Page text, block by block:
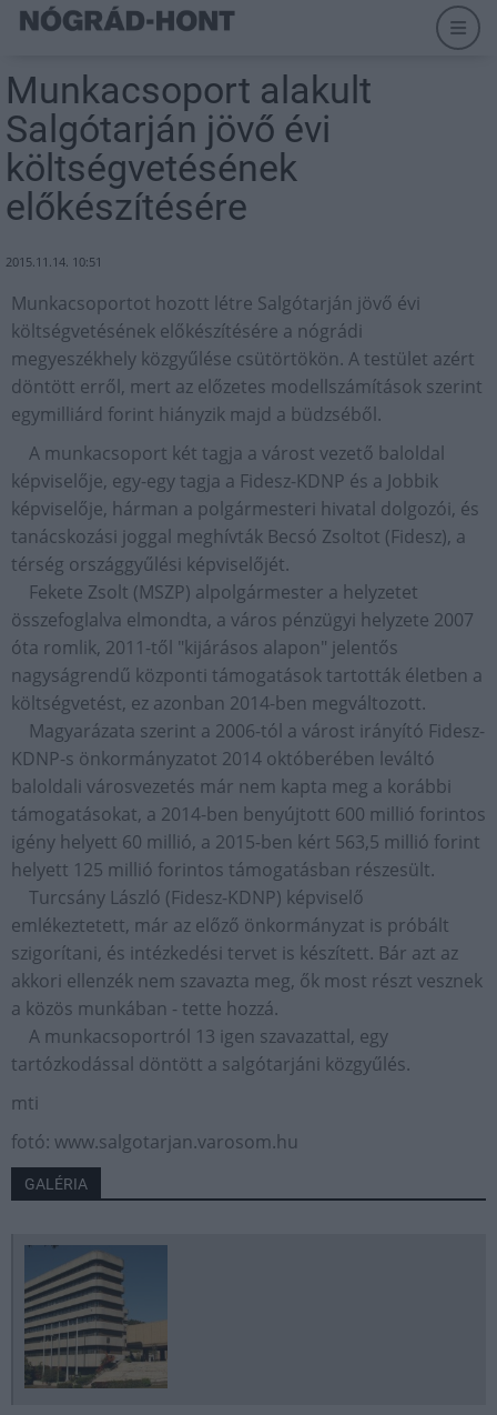
Munkacsoport alakult
Salgótarján jövő évi
költségvetésének
előkészítésére
2015.11.14. 10:51
Munkacsoportot hozott létre Salgótarján jövő évi
költségvetésének előkészítésére a nógrádi
megyeszékhely közgyűlése csütörtökön. A testület azért
döntött erről, mert az előzetes modellszámítások szerint
egymilliárd forint hiányzik majd a büdzséből.
A munkacsoport két tagja a várost vezető baloldal
képviselője, egy-egy tagja a Fidesz-KDNP és a Jobbik
képviselője, hárman a polgármesteri hivatal dolgozói, és
tanácskozási joggal meghívták Becsó Zsoltot (Fidesz), a
térség országgyűlési képviselőjét.
Fekete Zsolt (MSZP) alpolgármester a helyzetet
összefoglalva elmondta, a város pénzügyi helyzete 2007
óta romlik, 2011-től "kijárásos alapon" jelentős
nagyságrendű központi támogatások tartották életben a
költségvetést, ez azonban 2014-ben megváltozott.
Magyarázata szerint a 2006-tól a várost irányító Fidesz-
KDNP-s önkormányzatot 2014 októberében leváltó
baloldali városvezetés már nem kapta meg a korábbi
támogatásokat, a 2014-ben benyújtott 600 millió forintos
igény helyett 60 millió, a 2015-ben kért 563,5 millió forint
helyett 125 millió forintos támogatásban részesült.
Turcsány László (Fidesz-KDNP) képviselő
emlékeztetett, már az előző önkormányzat is próbált
szigorítani, és intézkedési tervet is készített. Bár azt az
akkori ellenzék nem szavazta meg, ők most részt vesznek
a közös munkában - tette hozzá.
A munkacsoportról 13 igen szavazattal, egy
tartózkodással döntött a salgótarjáni közgyűlés.
mti
fotó: www.salgotarjan.varosom.hu
GALÉRIA